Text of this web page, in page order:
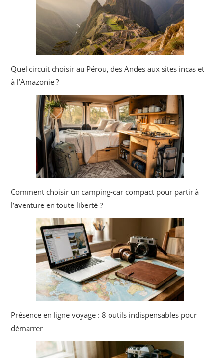
Quel circuit choisir au Pérou, des Andes aux sites incas et
à l’Amazonie ?
Comment choisir un camping-car compact pour partir à
l’aventure en toute liberté ?
Présence en ligne voyage : 8 outils indispensables pour
démarrer